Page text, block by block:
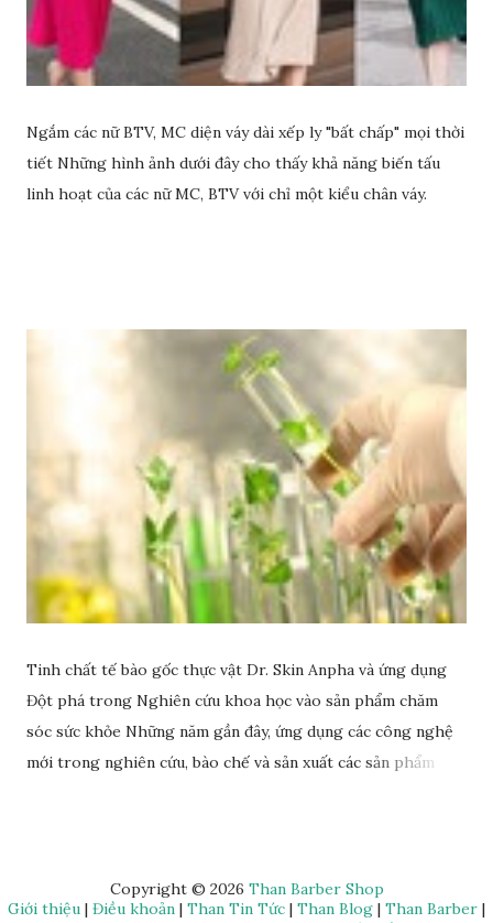
Ngắm các nữ BTV, MC diện váy dài xếp ly "bất chấp" mọi thời
tiết Những hình ảnh dưới đây cho thấy khả năng biến tấu
linh hoạt của các nữ MC, BTV với chỉ một kiểu chân váy.
Tinh chất tế bào gốc thực vật Dr. Skin Anpha và ứng dụng
Đột phá trong Nghiên cứu khoa học vào sản phẩm chăm
sóc sức khỏe Những năm gần đây, ứng dụng các công nghệ
mới trong nghiên cứu, bào chế và sản xuất các sản phẩm
dụng mà Anphagroup là một trong những đơn vị tiên phong
tiêu biểu. Đơn vị này đã ứng dụng rất nhiều các nghiên cứu
Copyright © 2026 Than Barber Shop
Giới thiệu | Điều khoản | Than Tin Tức | Than Blog | Than Barber |